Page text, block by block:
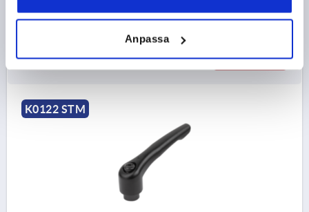
Anpassa
Beställningsnummer:K0122.005181
exkl. moms
DETALJER
K0122 STM